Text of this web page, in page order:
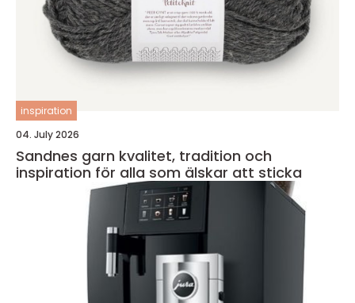
inspiration
04. July 2026
Sandnes garn kvalitet, tradition och
inspiration för alla som älskar att sticka